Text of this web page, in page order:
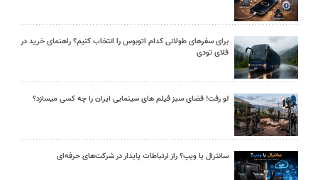
برای سفرهای طولانی کدام اتوبوس را انتخاب کنیم؟ راهنمای خرید در
فلای تودی
لو رفت! فضای سبز فیلم های سینمایی ایران را چه کسی میسازد؟
سانترال یا ویپ؟ راز ارتباطات پایدار در شرکت‌های حرفه‌ای